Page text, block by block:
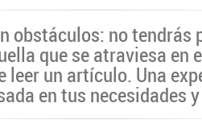
obstáculos: no tendrás
que se atraviesa en
leer un artículo. Una
en tus necesidades